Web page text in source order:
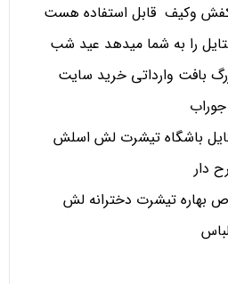
وکیف قابل استفاده هست
را به شما میدهد عید شب
بافت وارداتی خرید سایت
باشگاه تیشرت لش اسلش
دار
بهاره تیشرت دخترانه لش